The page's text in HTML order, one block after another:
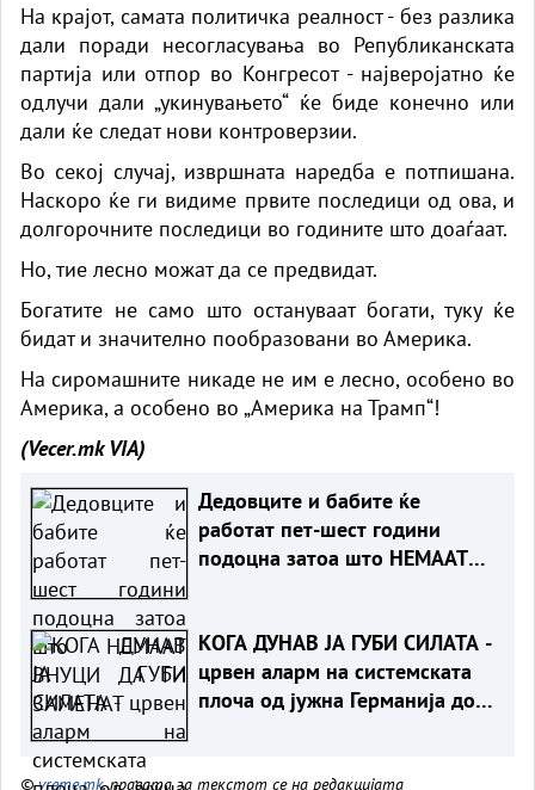
На крајот, самата политичка реалност - без разлика
дали поради несогласувања во Републиканската
партија или отпор во Конгресот - најверојатно ќе
одлучи дали „укинувањето“ ќе биде конечно или
дали ќе следат нови контроверзии.
Во секој случај, извршната наредба е потпишана.
Наскоро ќе ги видиме првите последици од ова, и
долгорочните последици во годините што доаѓаат.
Но, тие лесно можат да се предвидат.
Богатите не само што остануваат богати, туку ќе
бидат и значително пообразовани во Америка.
На сиромашните никаде не им е лесно, особено во
Америка, а особено во „Америка на Трамп“!
(Vecer.mkVIA)
Дедовците и бабите ќе
работат пет-шест години
подоцна затоа што НЕМААТ
КОГА ДУНАВ ЈА ГУБИ СИЛАТА -
црвен аларм на системската
плоча од јужна Германија до
©vreme.mk, правата за текстот се на редакцијата